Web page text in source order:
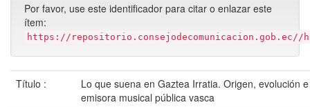
Por favor, use este identificador para citar o enlazar este
ítem:
https://repositorio.consejodecomunicacion.gob.ec//
Título :
Lo que suena en Gaztea Irratia. Origen, evolución
emisora musical pública vasca